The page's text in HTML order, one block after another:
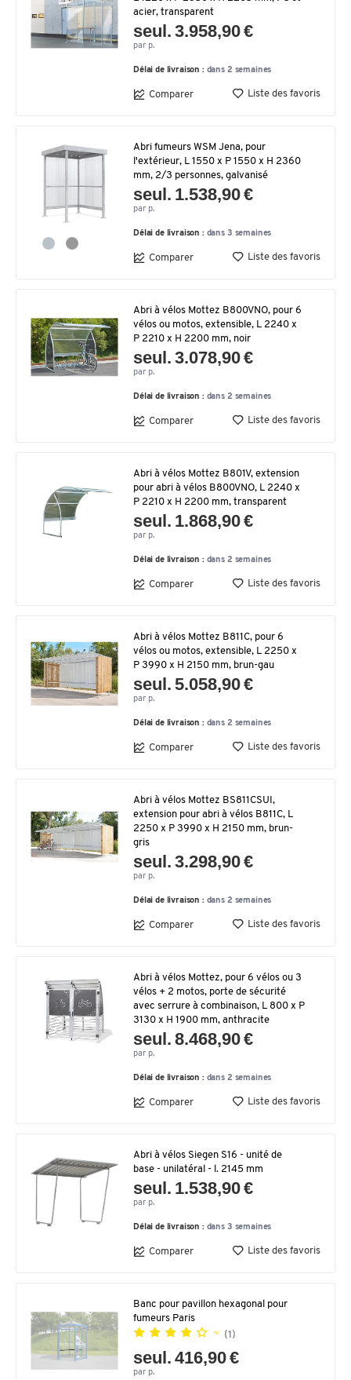
acier, transparent
seul. 3.958,90 €
par p.
Délai de livraison : dans 2 semaines
Comparer Liste des favoris
Abri fumeurs WSM Jena, pour
l'extérieur, L 1550 x P 1550 x H 2360
mm, 2/3 personnes, galvanisé
seul. 1.538,90 €
par p.
Délai de livraison : dans 3 semaines
Comparer Liste des favoris
Abri à vélos Mottez B800VNO, pour 6
vélos ou motos, extensible, L 2240 x
P 2210 x H 2200 mm, noir
seul. 3.078,90 €
par p.
Délai de livraison : dans 2 semaines
Comparer Liste des favoris
Abri à vélos Mottez B801V, extension
pour abri à vélos B800VNO, L 2240 x
P 2210 x H 2200 mm, transparent
seul. 1.868,90 €
par p.
Délai de livraison : dans 2 semaines
Comparer Liste des favoris
Abri à vélos Mottez B811C, pour 6
vélos ou motos, extensible, L 2250 x
P 3990 x H 2150 mm, brun-gau
seul. 5.058,90 €
par p.
Délai de livraison : dans 2 semaines
Comparer Liste des favoris
Abri à vélos Mottez BS811CSUI,
extension pour abri à vélos B811C, L
2250 x P 3990 x H 2150 mm, brun-
gris
seul. 3.298,90 €
par p.
Délai de livraison : dans 2 semaines
Comparer Liste des favoris
Abri à vélos Mottez, pour 6 vélos ou 3
vélos + 2 motos, porte de sécurité
avec serrure à combinaison, L 800 x P
3130 x H 1900 mm, anthracite
seul. 8.468,90 €
par p.
Délai de livraison : dans 2 semaines
Comparer Liste des favoris
Abri à vélos Siegen S16 - unité de
base - unilatéral - l. 2145 mm
seul. 1.538,90 €
par p.
Délai de livraison : dans 3 semaines
Comparer Liste des favoris
Banc pour pavillon hexagonal pour
fumeurs Paris
(1)
seul. 416,90 €
par p.